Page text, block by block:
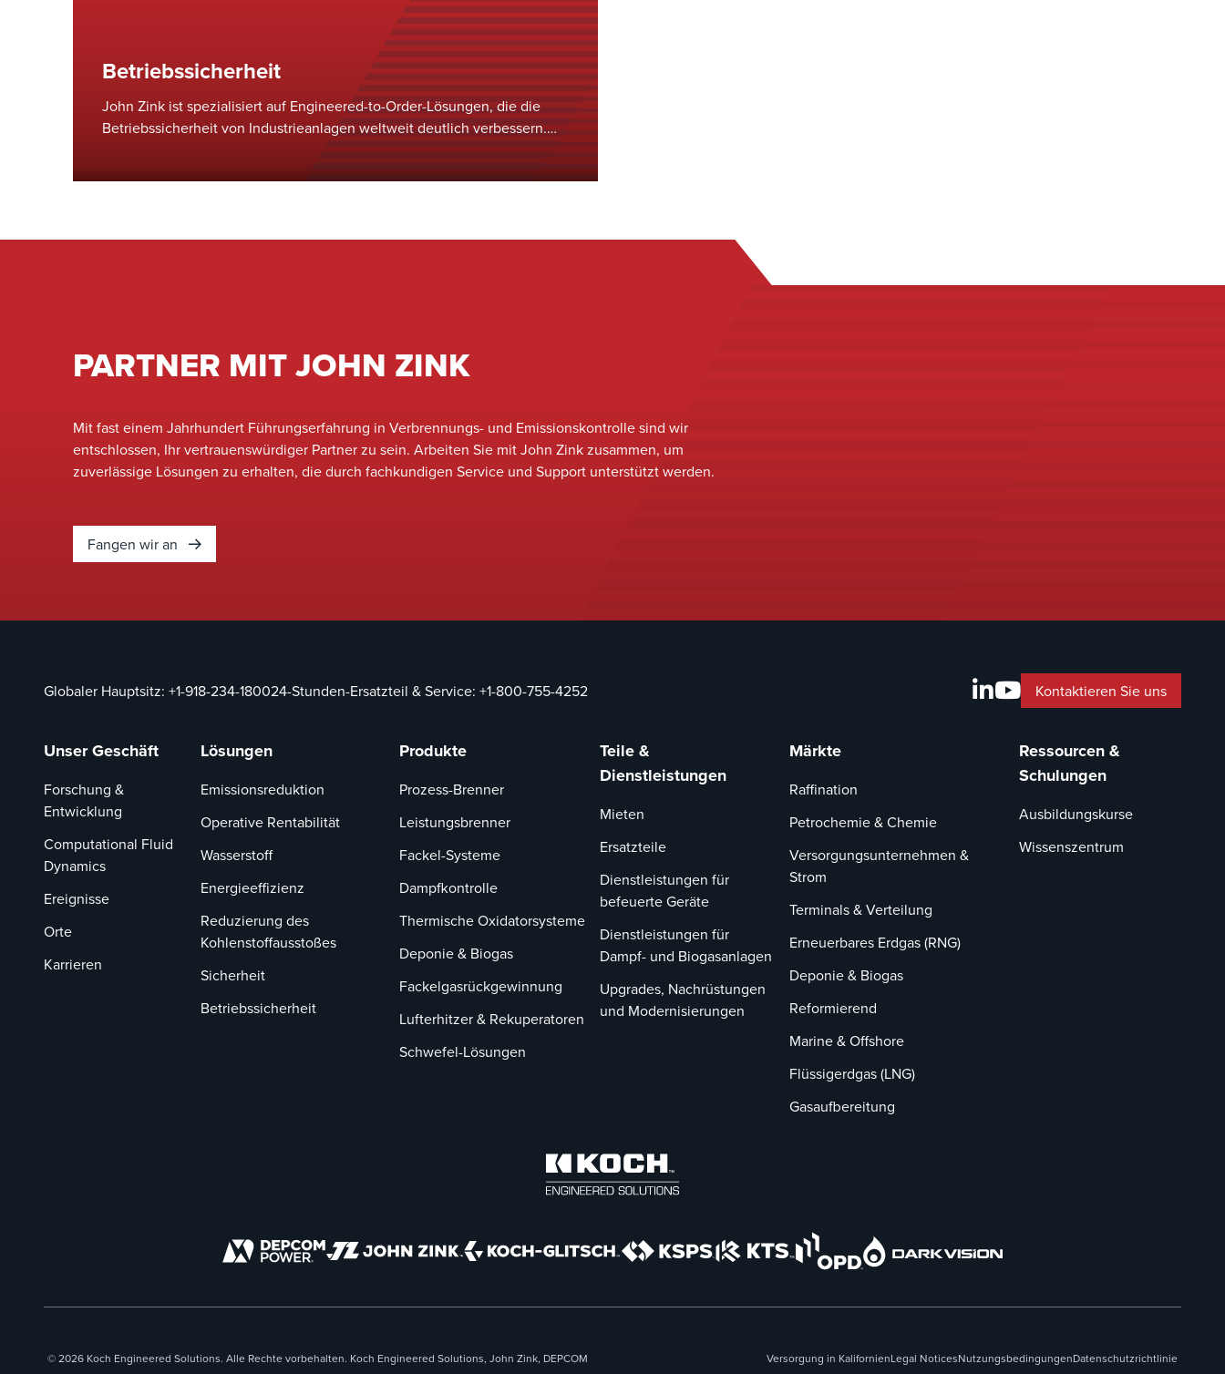
Betriebssicherheit
John Zink ist spezialisiert auf Engineered-to-Order-Lösungen, die die
Betriebssicherheit von Industrieanlagen weltweit deutlich verbessern.
Mit jahrzehntelanger Erfahrung in der Verbrennungs- und
Emissionskontrolle sorgen wir dafür, dass Ihr Betrieb nicht nur effizient,
PARTNER MIT JOHN ZINK
Mit fast einem Jahrhundert Führungserfahrung in Verbrennungs- und Emissionskontrolle sind wir
entschlossen, Ihr vertrauenswürdiger Partner zu sein. Arbeiten Sie mit John Zink zusammen, um
zuverlässige Lösungen zu erhalten, die durch fachkundigen Service und Support unterstützt werden.
Fangen wir an
Globaler Hauptsitz: +1-918-234-180024-Stunden-Ersatzteil & Service: +1-800-755-4252 Kontaktieren Sie uns
Unser Geschäft
Forschung &
Entwicklung
Computational Fluid
Dynamics
Ereignisse
Orte
Karrieren
Lösungen
Emissionsreduktion
Operative Rentabilität
Wasserstoff
Energieeffizienz
Reduzierung des
Kohlenstoffausstoßes
Sicherheit
Betriebssicherheit
Produkte
Prozess-Brenner
Leistungsbrenner
Fackel-Systeme
Dampfkontrolle
Thermische Oxidatorsysteme
Deponie & Biogas
Fackelgasrückgewinnung
Lufterhitzer & Rekuperatoren
Schwefel-Lösungen
Teile &
Dienstleistungen
Mieten
Ersatzteile
Dienstleistungen für
befeuerte Geräte
Dienstleistungen für
Dampf- und Biogasanlagen
Upgrades, Nachrüstungen
und Modernisierungen
Märkte
Raffination
Petrochemie & Chemie
Versorgungsunternehmen &
Strom
Terminals & Verteilung
Erneuerbares Erdgas (RNG)
Deponie & Biogas
Reformierend
Marine & Offshore
Flüssigerdgas (LNG)
Gasaufbereitung
Ressourcen &
Schulungen
Ausbildungskurse
Wissenszentrum
© 2026 Koch Engineered Solutions. Alle Rechte vorbehalten. Koch Engineered Solutions, John Zink, DEPCOM
Versorgung in KalifornienLegal NoticesNutzungsbedingungenDatenschutzrichtlinie